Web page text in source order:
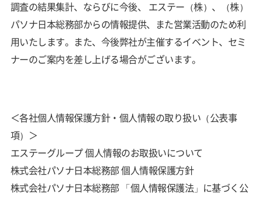
調査の結果集計、ならびに今後、 エステー（株）、（株）
パソナ日本総務部からの情報提供、また営業活動のため利
用いたします。また、今後弊社が主催するイベント、セミ
ナーのご案内を差し上げる場合がございます。
＜各社個人情報保護方針・個人情報の取り扱い（公表事
項）＞
エステーグループ 個人情報のお取扱いについて
株式会社パソナ日本総務部 個人情報保護方針
株式会社パソナ日本総務部 「個人情報保護法」に基づく公